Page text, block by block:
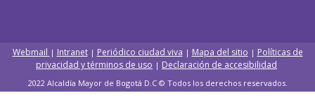
Webmail | Intranet| Periódico ciudad viva | Mapa del sitio | Políticas de
privacidad y términos de uso | Declaración de accesibilidad
2022 Alcaldía Mayor de Bogotá D.C © Todos los derechos reservados.